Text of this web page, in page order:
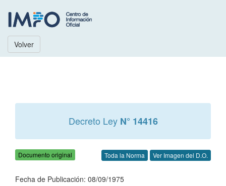
Volver
Decreto Ley N° 14416
Documento original Toda la Norma Ver Imagen del D.O.
Fecha de Publicación: 08/09/1975